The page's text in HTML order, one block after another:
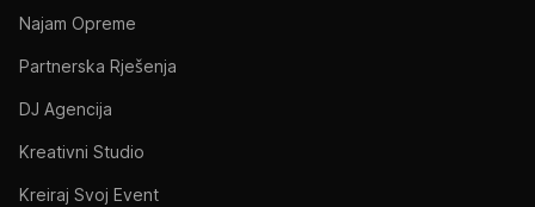
Najam Opreme
Partnerska Rješenja
DJ Agencija
Kreativni Studio
Kreiraj Svoj Event